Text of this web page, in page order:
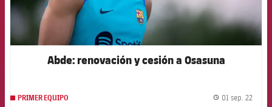
Abde: renovación y cesión a Osasuna
PRIMER EQUIPO 01 sep. 22